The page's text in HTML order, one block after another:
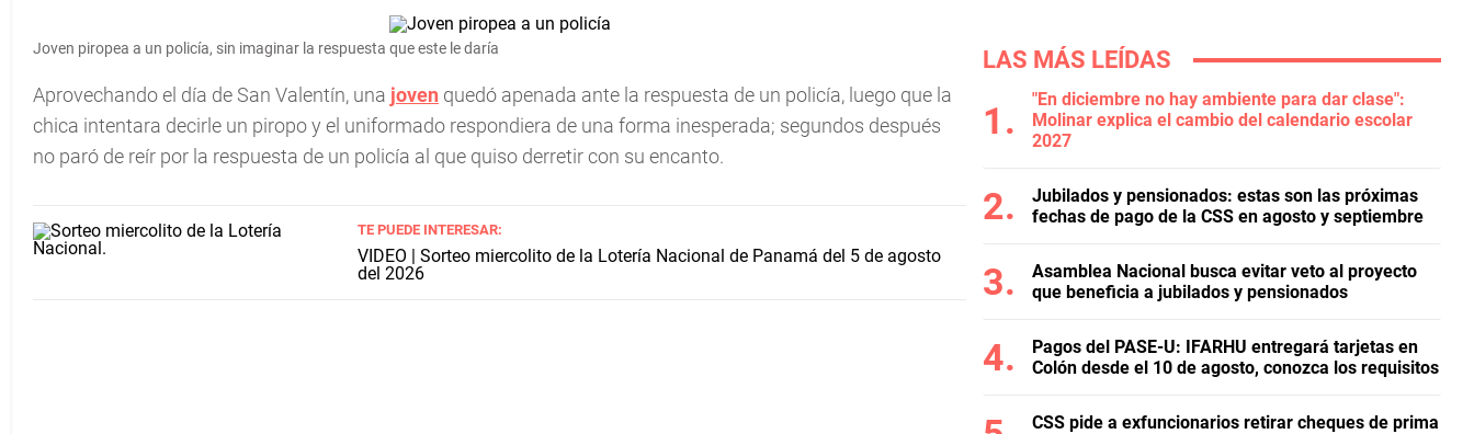
Joven piropea a un policía, sin imaginar la respuesta que este le daría
Aprovechando el día de San Valentín, una joven quedó apenada ante la respuesta de un policía, luego que la
chica intentara decirle un piropo y el uniformado respondiera de una forma inesperada; segundos después
no paró de reír por la respuesta de un policía al que quiso derretir con su encanto.
TE PUEDE INTERESAR:
VIDEO | Sorteo miercolito de la Lotería Nacional de Panamá del 5 de agosto
del 2026
LAS MÁS LEÍDAS
"En diciembre no hay ambiente para dar clase":
Molinar explica el cambio del calendario escolar
2027
Jubilados y pensionados: estas son las próximas
fechas de pago de la CSS en agosto y septiembre
Asamblea Nacional busca evitar veto al proyecto
que beneficia a jubilados y pensionados
Pagos del PASE-U: IFARHU entregará tarjetas en
Colón desde el 10 de agosto, conozca los requisitos
CSS pide a exfuncionarios retirar cheques de prima